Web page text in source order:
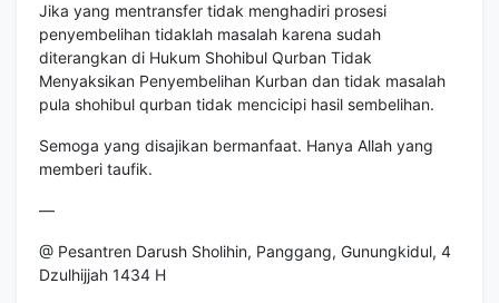
Jika yang mentransfer tidak menghadiri prosesi
penyembelihan tidaklah masalah karena sudah
diterangkan di Hukum Shohibul Qurban Tidak
Menyaksikan Penyembelihan Kurban dan tidak masalah
pula shohibul qurban tidak mencicipi hasil sembelihan.
Semoga yang disajikan bermanfaat. Hanya Allah yang
memberi taufik.
—
@ Pesantren Darush Sholihin, Panggang, Gunungkidul, 4
Dzulhijjah 1434 H